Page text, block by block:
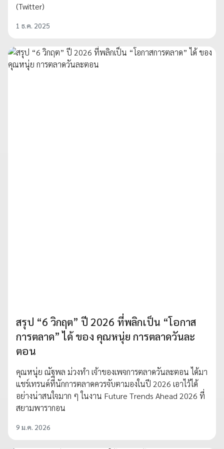
(Twitter)
1 ธ.ค. 2025
สรุป “6 วิกฤต” ปี 2026 ที่พลิกเป็น “โอกาส
การตลาด” ได้ ของ คุณหนุ่ย การตลาดวันละ
ตอน
คุณหนุ่ย ณัฐพล ม่วงทำ เจ้าของเพจการตลาดวันละตอน ได้มา
แชร์เทรนด์ที่นักการตลาดควรจับตามองในปี 2026 เอาไว้ได้
อย่างน่าสนใจมาก ๆ ในงาน Future Trends Ahead 2026 ที่
สยามพารากอน
9 ม.ค. 2026